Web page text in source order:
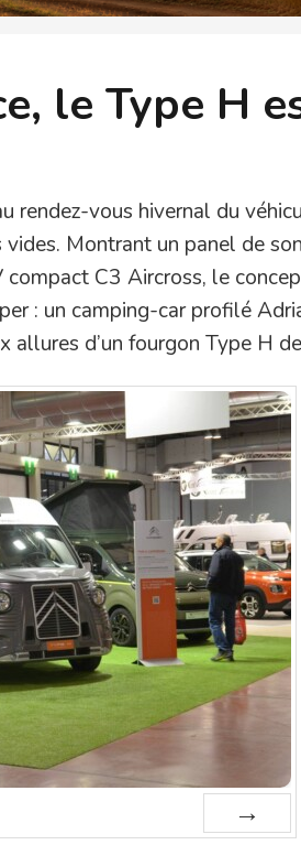
le Type H
rendez-vous hivernal du
Montrant un panel de
C3 Aircross, le
: un camping-car profilé
allures d’un fourgon Type H